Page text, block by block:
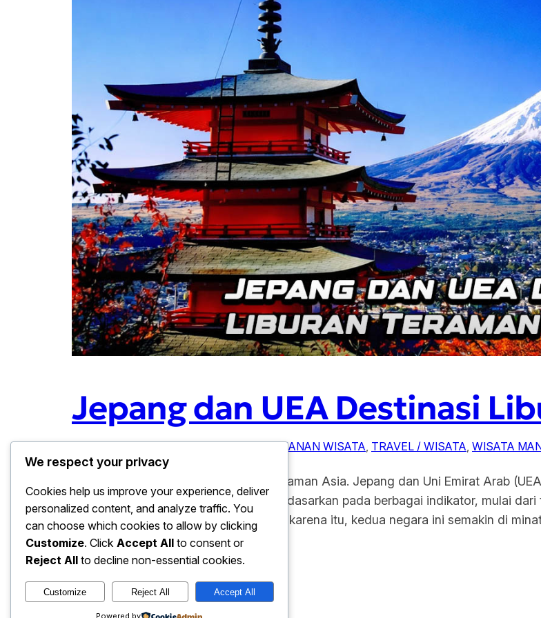
Jepang dan UEA Destinasi
Januari 22, 2026EKSPLORE DUNIA, KEAMANAN WISATA, TRAVEL / WISATA, WISATA
Jepang dan UEA Destinasi Liburan Teraman Asia. Jepang dan Uni Emirat Arab
di kawasan Asia. Penilaian tersebut di dasarkan pada berbagai indikator, mulai
kesiapan infrastruktur pariwisata. Oleh karena itu, kedua negara ini semakin di
baju hari ini
We respect your privacy
Cookies help us improve your experience, deliver
personalized content, and analyze traffic. You
can choose which cookies to allow by clicking
Customize. Click Accept All to consent or
Reject All to decline non-essential cookies.
Customize Reject All Accept All
Powered by